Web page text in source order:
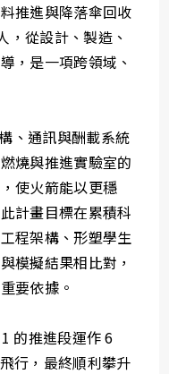
推進與降落傘回收
，從設計、製造、
，是一項跨領域、
、通訊與酬載系統
燒與推進實驗室的
使火箭能以更穩
計畫目標在累積科
程架構、形塑學生
模擬結果相比對，
要依據。
的推進段運作 6
行，最終順利攀升